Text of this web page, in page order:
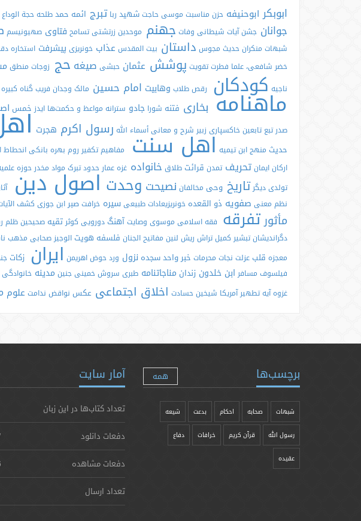
ابوبکر ابوحنیفه حزن مناسبت موسیحاجتشهید ربا تبرج ائمه حمدطلحهحجة الوداع
جوانان جشنآیات شیطانی وفات جهنم موحدین زرتشتیتسامح فتاوی صهیونیسم
شبهات منکران حدیث مجوس داستان بیت المقدس عذاب خونریزی پیشرفت استخاره
خضر شافعی، علما فطرتتقویت پوشش عثمان حبشی صیغه حج زوجات منطق
ناجیه کودکان رقصطلاب وهابیت امام حسین مالک وجدان فریب گناه کبیره ماهنامه بخاری فتنه شورا جادو سترانه مواعظ و حکمت‌ها ایدز خمس
صدرتبع تابعینخاکسپاری زبیر شرح و معانی أسماء الله رسول اکرم هجرت
حدیث منهج ابن تیمیهاهل سنتمفاهیمتکفیر روم بهره بانکیانحطاط
ارکان ایمانتحریفتمدن قرائت طلاق خانواده غزهعمار حدودتبرک مواد مخدر حوزه
تولدی دیگر تاریخ وحی مخالفان نصیحت وحدت اصول دین
نظم معنی صفویه ذو القعده خونریزیعادات طبیعی سیره خرافتصبر ابن جوزی کشف
مأثورتفرقه فقه اسلامی موسوی وصایتآهنگدورویی کوثر تقیه صحیحینظلم
دگراندیشانتبشیر کمیلتراش ریش لنین مفاتیح الجنان فلسفه هویت الوجیز صحابی مذهب
معجزه قلب عزلت نجات محرمات خبر واحدسجده نزول وردحوضاهریمن ایران زکات
فیلسوف مسافر ابن خلدون زندان مناجاتنامه طبری سروشخمینیجنین مدینه خانوادگی
غزوهآیه تطهیرآمریکا شیخینحسادت اخلاق اجتماعی عکس نواقض ندامت علوم
برچسب‌ها همه
شبهات صحابه احکام بدعت شیعه
رسول الله قرآن کریم خرافات دفاع
عقیده
آمار سایت
تعداد کتاب‌ها در این زبان
دفعات دانلود
دفعات مشاهده
تعداد ارسال